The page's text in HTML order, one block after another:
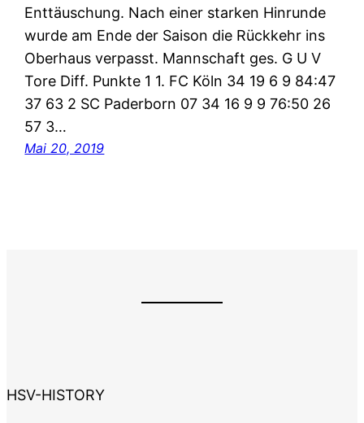
Enttäuschung. Nach einer starken Hinrunde
wurde am Ende der Saison die Rückkehr ins
Oberhaus verpasst. Mannschaft ges. G U V
Tore Diff. Punkte 1 1. FC Köln 34 19 6 9 84:47
37 63 2 SC Paderborn 07 34 16 9 9 76:50 26
57 3…
Mai 20, 2019
HSV-HISTORY